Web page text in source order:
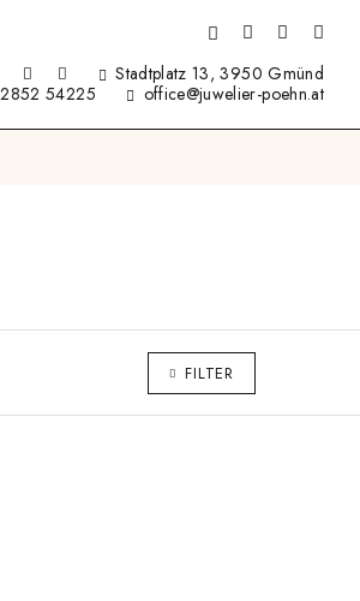
Stadtplatz 13, 3950 Gmünd
54225
office@juwelier-poehn.at
FILTER